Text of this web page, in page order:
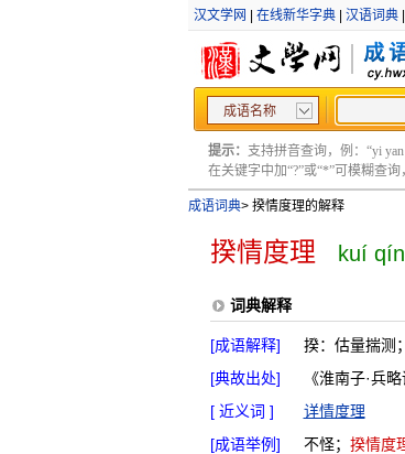
汉文学网 在线新华字典| 汉语词典|
成语名称
提示： 支持拼音查询，例：“yi yan
在关键字中加“?”或“*”可模糊查询
成语词典>揆情度理的解释
揆情度理 kuí
词典解释
[成语解释]
揆：估量揣测
[典故出处]
《淮南子·兵
[ 近义词 ]
详情度理
[成语举例]
不怪； 揆情度